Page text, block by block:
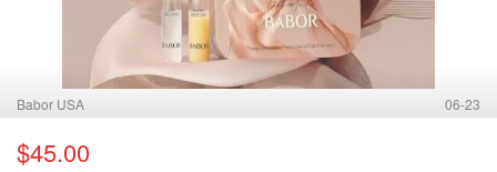
Babor USA 06-23
$45.00